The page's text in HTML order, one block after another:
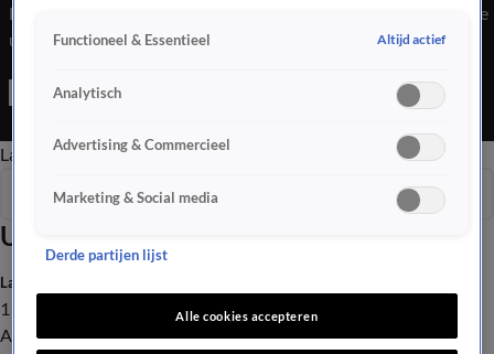
Bekijk aflevering 595 van Hart van Nederland - Ochtend Editie
uit seizoen 2026 hier. Deze aflevering is uitgezonden op 8
Editie is een Nieuws programma
Late EditieOchtend EditieVroege Editie
Uitzendingen
Seizoen 2026
Laatste nieuws
112
Advies & Tips
Functioneel & Essentieel Altijd actief
Analytisch
Advertising & Commercieel
Marketing & Social media
Derde partijen lijst
Alle cookies accepteren